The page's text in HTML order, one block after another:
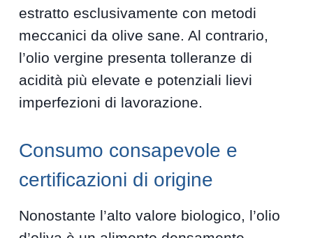
estratto esclusivamente con metodi
meccanici da olive sane. Al contrario,
l’olio vergine presenta tolleranze di
acidità più elevate e potenziali lievi
imperfezioni di lavorazione.
Consumo consapevole e
certificazioni di origine
Nonostante l’alto valore biologico, l’olio